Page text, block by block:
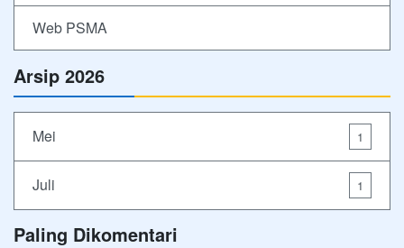
Web PSMA
Arsip 2026
Mei 1
Juli 1
Paling Dikomentari